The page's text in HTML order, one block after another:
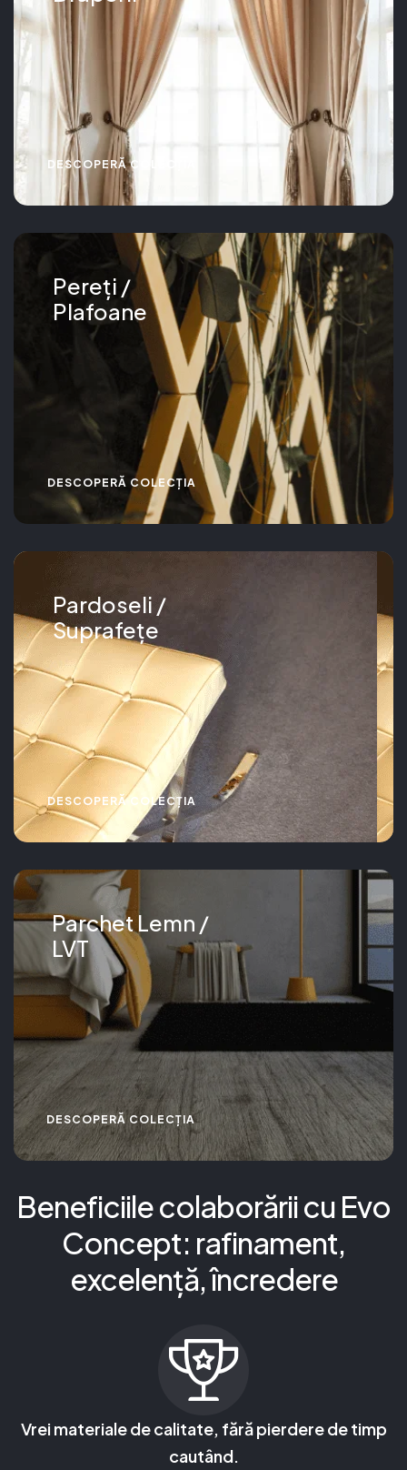
DESCOPERĂ COLECȚIA
Pereți /
Plafoane
DESCOPERĂ COLECȚIA
Pardoseli /
Suprafețe
DESCOPERĂ COLECȚIA
Parchet Lemn /
LVT
DESCOPERĂ COLECȚIA
Beneficiile colaborării cu Evo
Concept: rafinament,
excelență, încredere
Vrei materiale de calitate, fără pierdere de timp
cautând.